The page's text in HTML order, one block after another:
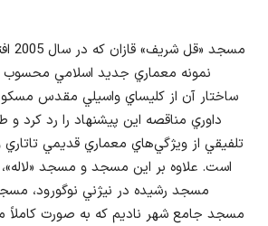
نمونه معماري جديد اسلامي محسوب
ساختار آن از كليساي واسيلي مقدس
داوري مناقصه اين پيشنهاد را رد كرد و
تلفيقي از ويژگي‌هاي معماري قديمي
است. علاوه بر اين مسجد و مسجد
مسجد رشيده در نيژني نوگورود،
مسجد جامع شهر ناديم كه به صورت كاملاً